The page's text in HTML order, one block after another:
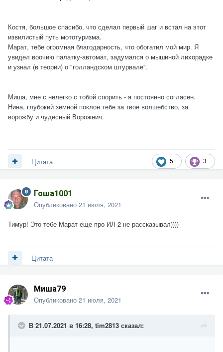
Костя, большое спасибо, что сделал первый шаг и встал на этот
извилистый путь мототуризма.
Марат, тебе огромная благодарность, что обогатил мой мир. Я
увидел воочию палатку-автомат, задумался о мышиной лихорадке
и узнал (в теории) о "голландском штурвале".
Миша, мне с нелегко с тобой спорить - я постоянно согласен.
Нина, глубокий земной поклон тебе за твоё волшебство, за
ворожбу и чудесный Ворожеич.
5 3
Цитата
Гоша1001
Опубликовано 21 июля, 2021
Тимур! Это тебе Марат еще про ИЛ-2 не рассказывал))))
Цитата
Миша79
Опубликовано 21 июля, 2021
В 21.07.2021 в 16:28, tim2813 сказал: